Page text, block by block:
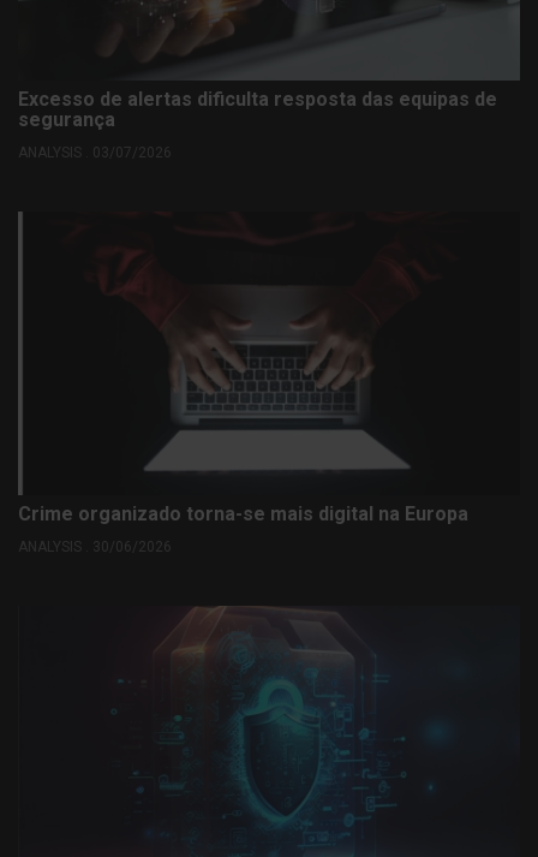
Excesso de alertas dificulta resposta das equipas de
segurança
ANALYSIS . 03/07/2026
Crime organizado torna-se mais digital na Europa
ANALYSIS . 30/06/2026